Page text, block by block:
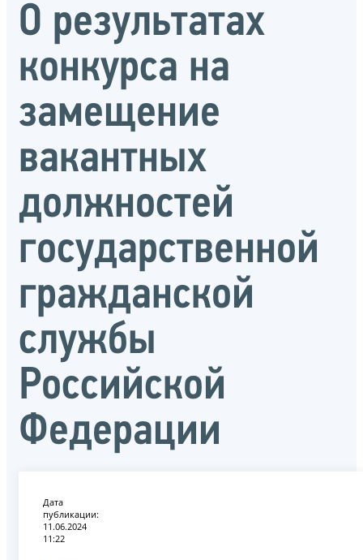
О результатах
конкурса на
замещение
вакантных
должностей
государственной
гражданской
службы
Российской
Федерации
Дата
публикации:
11.06.2024
11:22